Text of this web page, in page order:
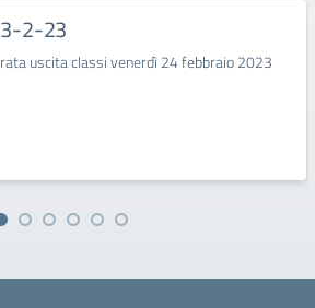
2-23
uscita classi venerdì 24 febbraio 2023